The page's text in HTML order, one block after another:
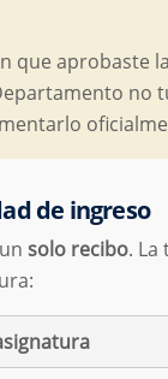
que aprobaste
no
de ingreso
solo recibo. La